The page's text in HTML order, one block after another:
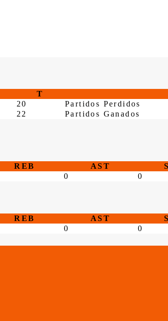
T
20
Partidos Perdidos
22 Partidos Ganados
REB AST
0 0
REB AST
0 0